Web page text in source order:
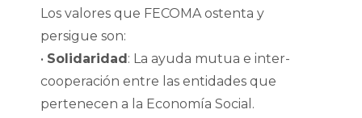
Los valores que FECOMA ostenta y
persigue son:
• Solidaridad : La ayuda mutua e inter-
cooperación entre las entidades que
pertenecen a la Economía Social.